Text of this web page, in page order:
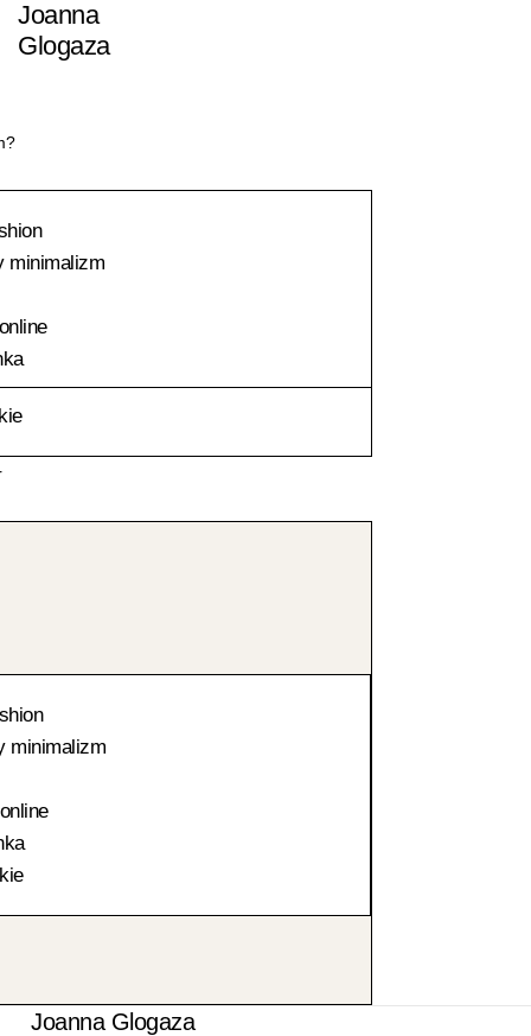
Przejdź
do
Joanna
Glogaza
minimalizm
minimalizm
Joanna Glogaza